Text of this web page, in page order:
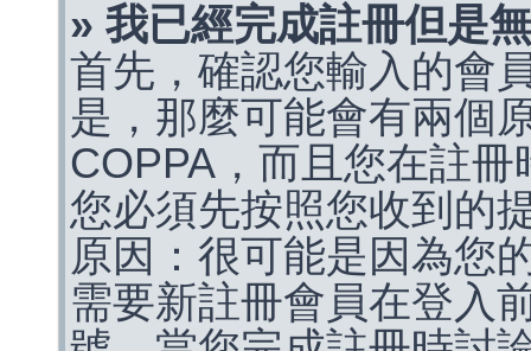
» 我已經完成註冊但是
首先，確認您輸入的會
是，那麼可能會有兩個
COPPA，而且您在註
您必須先按照您收到的
原因：很可能是因為您
需要新註冊會員在登入